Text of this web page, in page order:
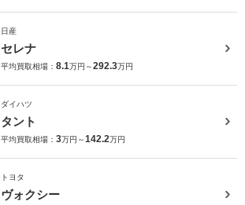
日産
セレナ
平均買取相場： 8.1万円～292.3万円
ダイハツ
タント
平均買取相場： 3万円～142.2万円
トヨタ
ヴォクシー